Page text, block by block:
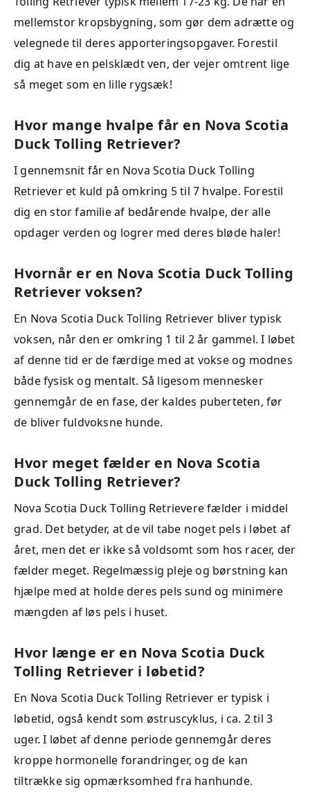
mellemstor kropsbygning, som gør dem adrætte og
velegnede til deres apporteringsopgaver. Forestil
dig at have en pelsklædt ven, der vejer omtrent lige
så meget som en lille rygsæk!
Hvor mange hvalpe får en Nova Scotia
Duck Tolling Retriever?
I gennemsnit får en Nova Scotia Duck Tolling
Retriever et kuld på omkring 5 til 7 hvalpe. Forestil
dig en stor familie af bedårende hvalpe, der alle
opdager verden og logrer med deres bløde haler!
Hvornår er en Nova Scotia Duck Tolling
Retriever voksen?
En Nova Scotia Duck Tolling Retriever bliver typisk
voksen, når den er omkring 1 til 2 år gammel. I løbet
af denne tid er de færdige med at vokse og modnes
både fysisk og mentalt. Så ligesom mennesker
gennemgår de en fase, der kaldes puberteten, før
de bliver fuldvoksne hunde.
Hvor meget fælder en Nova Scotia
Duck Tolling Retriever?
Nova Scotia Duck Tolling Retrievere fælder i middel
grad. Det betyder, at de vil tabe noget pels i løbet af
året, men det er ikke så voldsomt som hos racer, der
fælder meget. Regelmæssig pleje og børstning kan
hjælpe med at holde deres pels sund og minimere
mængden af løs pels i huset.
Hvor længe er en Nova Scotia Duck
Tolling Retriever i løbetid?
En Nova Scotia Duck Tolling Retriever er typisk i
løbetid, også kendt som østruscyklus, i ca. 2 til 3
uger. I løbet af denne periode gennemgår deres
kroppe hormonelle forandringer, og de kan
tiltrække sig opmærksomhed fra hanhunde.